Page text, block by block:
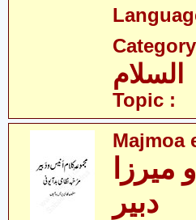
Topic :
Majmoa
دبیر